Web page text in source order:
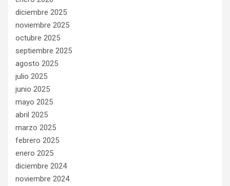
diciembre 2025
noviembre 2025
octubre 2025
septiembre 2025
agosto 2025
julio 2025
junio 2025
mayo 2025
abril 2025
marzo 2025
febrero 2025
enero 2025
diciembre 2024
noviembre 2024